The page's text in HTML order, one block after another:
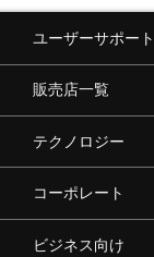
コラボ
セール
その他
ユーザーサポート
販売店一覧
テクノロジー
コーポレート
ビジネス向け